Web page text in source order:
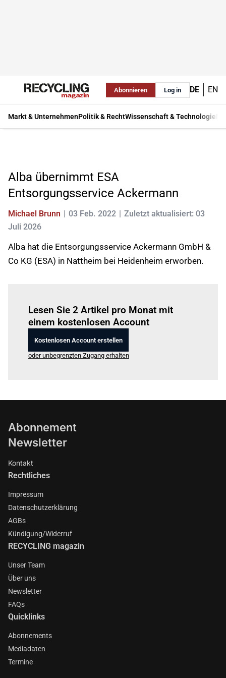
Abonnieren Log in DE EN
Markt & UnternehmenPolitik & RechtWissenschaft & Technologie
Alba übernimmt ESA
Entsorgungsservice Ackermann
Michael Brunn 03 Feb. 2022
Zuletzt aktualisiert: 03
Juli 2026
Alba hat die Entsorgungsservice Ackermann GmbH &
Co KG (ESA) in Nattheim bei Heidenheim erworben.
Lesen Sie 2 Artikel pro Monat mit
einem kostenlosen Account
Kostenlosen Account erstellen
oder unbegrenzten Zugang erhalten
Abonnement
Newsletter
Kontakt
Rechtliches
Impressum
Datenschutzerklärung
AGBs
Kündigung/Widerruf
RECYCLING magazin
Unser Team
Über uns
Newsletter
FAQs
Quicklinks
Abonnements
Mediadaten
Termine